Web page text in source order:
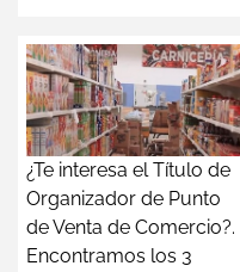
¿Te interesa el Título de
Organizador de Punto
de Venta de Comercio?.
Encontramos los 3